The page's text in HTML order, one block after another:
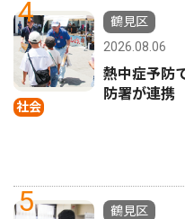
4
社会
鶴見区
2026.08.06
熱中症予防
防署が連携
5
鶴見区